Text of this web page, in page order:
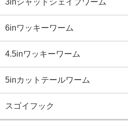
3inシャッドシェイプワーム
6inワッキーワーム
4.5inワッキーワーム
5inカットテールワーム
スゴイフック